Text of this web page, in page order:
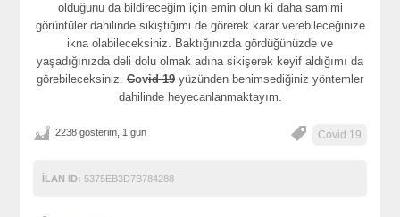
olduğunu da bildireceğim için emin olun ki daha samimi
görüntüler dahilinde sikiştiğimi de görerek karar verebileceğinize
ikna olabileceksiniz. Baktığınızda gördüğünüzde ve
yaşadığınızda deli dolu olmak adına sikişerek keyif aldığımı da
görebileceksiniz. Covid 19 yüzünden benimsediğiniz yöntemler
dahilinde heyecanlanmaktayım.
Covid 19
2238 gösterim, 1 gün
İLAN ID: 5375EB3D7B784288